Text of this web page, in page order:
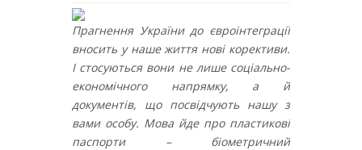
Прагнення України до євроінтеграції
вносить у наше життя нові корективи.
І стосуються вони не лише соціально-
економічного напрямку, а й
документів, що посвідчують нашу з
вами особу. Мова йде про пластикові
паспорти – біометричний